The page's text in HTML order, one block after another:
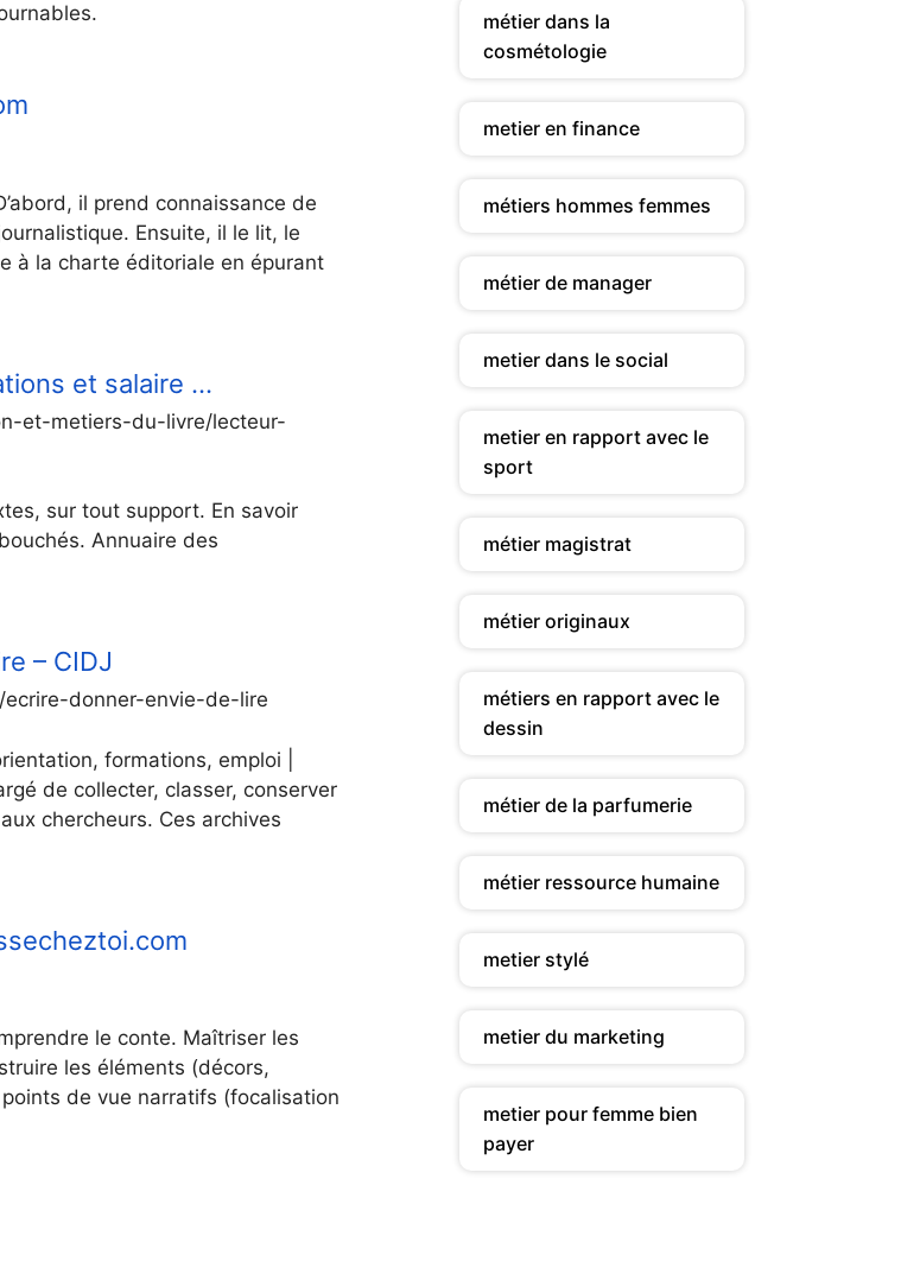
il prend connaissance de
Ensuite, il le lit, le
à la charte éditoriale en épurant
et salaire …
et-metiers-du-livre/lecteur-
sur tout support. En savoir
Annuaire des
– CIDJ
donner-envie-de-lire
formations, emploi |
de collecter, classer, conserver
chercheurs. Ces archives
le conte. Maîtriser les
les éléments (décors,
de vue narratifs (focalisation
métier dans la
cosmétologie
metier en finance
métiers hommes femmes
métier de manager
metier dans le social
metier en rapport avec le
sport
métier magistrat
métier originaux
métiers en rapport avec le
dessin
métier de la parfumerie
métier ressource humaine
metier stylé
metier du marketing
metier pour femme bien
payer